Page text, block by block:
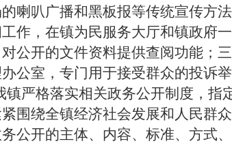
喇叭广播和黑板报等传统宣传方
作，在镇为民服务大厅和镇政府
公开的文件资料提供查阅功能；
办公室 ，专门用于接受群众的投诉
镇严格落实相关政务公开制度，指
围绕全镇经济社会发展和人民群
公开的主体、内容、标准、方式